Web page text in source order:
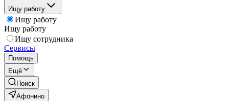
Ищу работу
Ищу работу
Ищу работу
Ищу сотрудника
Сервисы
Помощь
Ещё
Поиск
Афонино